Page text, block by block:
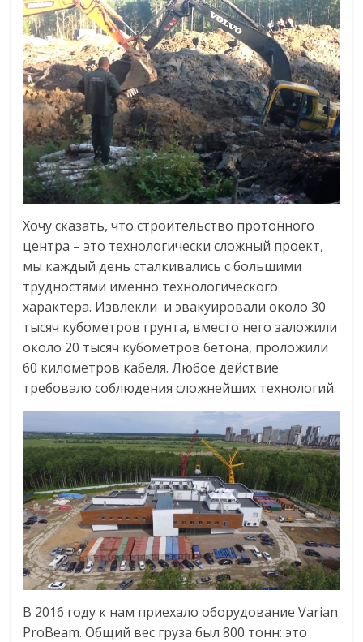
Хочу сказать, что строительство протонного
центра – это технологически сложный проект,
мы каждый день сталкивались с большими
трудностями именно технологического
характера. Извлекли и эвакуировали около 30
тысяч кубометров грунта, вместо него заложили
около 20 тысяч кубометров бетона, проложили
60 километров кабеля. Любое действие
требовало соблюдения сложнейших технологий.
В 2016 году к нам приехало оборудование Varian
ProBeam. Общий вес груза был 800 тонн: это